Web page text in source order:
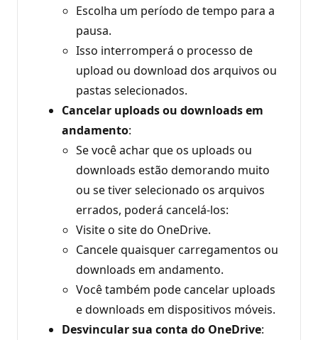
Escolha um período de tempo para a
pausa.
Isso interromperá o processo de
upload ou download dos arquivos ou
pastas selecionados.
Cancelar uploads ou downloads em
andamento:
Se você achar que os uploads ou
downloads estão demorando muito
ou se tiver selecionado os arquivos
errados, poderá cancelá-los:
Visite o site do OneDrive.
Cancele quaisquer carregamentos ou
downloads em andamento.
Você também pode cancelar uploads
e downloads em dispositivos móveis.
Desvincular sua conta do OneDrive: